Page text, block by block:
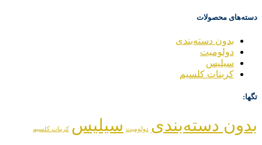
دسته‌های محصولات
بدون دسته‌بندی
دولومیت
سیلیس
کربنات کلسیم
تگها:
بدون دسته‌بندی دولومیت سیلیس کربنات کلسیم